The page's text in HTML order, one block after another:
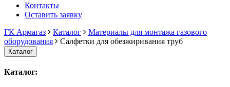
Контакты
Оставить заявку
ГК Армагаз
Каталог
Материалы для монтажа газового
оборудования
Салфетки для обезжиривания труб
Каталог
Каталог: